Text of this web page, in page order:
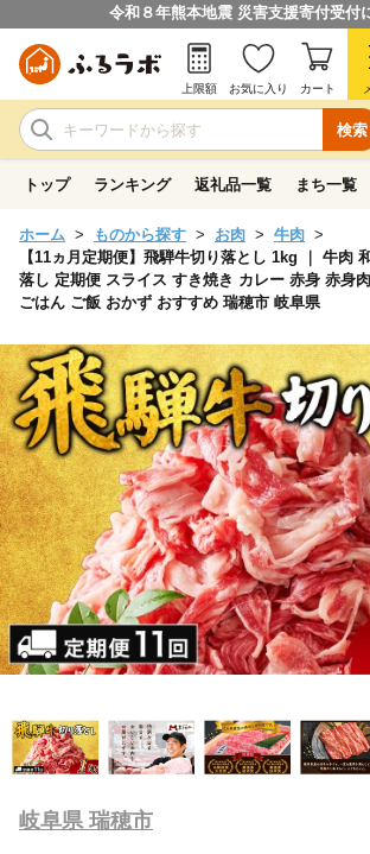
令和８年熊本地震 災害支援寄付受付
検索
上限額 お気に入り カート
トップ ランキング 返礼品一覧 まち一覧
ホーム ものから探す お肉
牛肉
【11ヵ月定期便】飛騨牛切り落とし 1kg ｜ 牛肉
落し 定期便 スライス すき焼き カレー 赤身 赤身
ごはん ご飯 おかず おすすめ 瑞穂市 岐阜県
岐阜県 瑞穂市